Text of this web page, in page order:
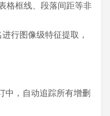
格框线、段落间距等非
行图像级特征提取，
中，自动追踪所有增删